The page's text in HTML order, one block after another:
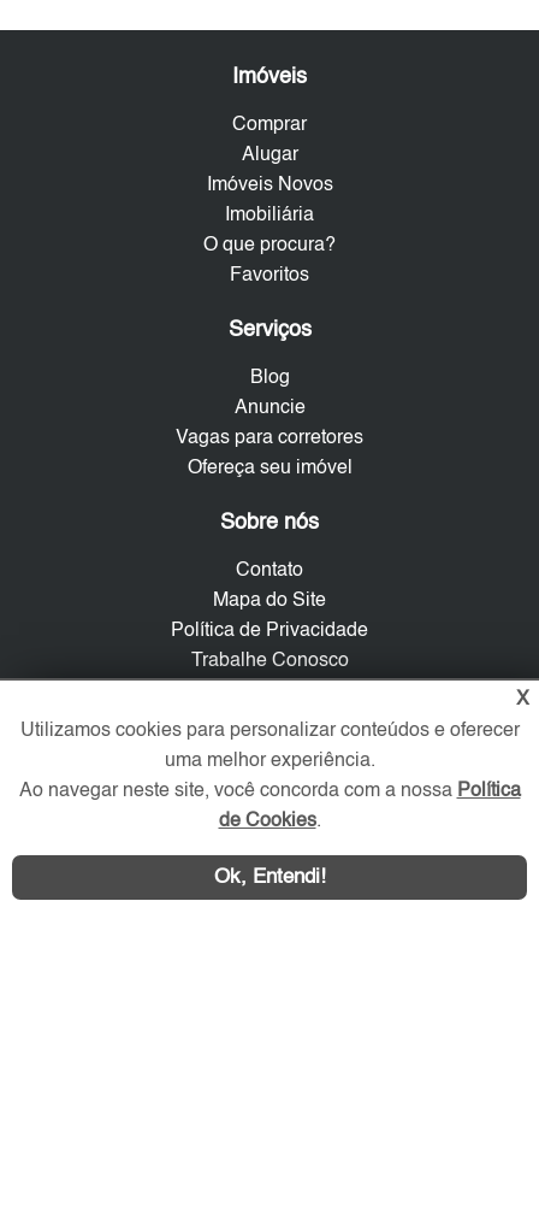
Imóveis
Comprar
Alugar
Imóveis Novos
Imobiliária
O que procura?
Favoritos
Serviços
Blog
Anuncie
Vagas para corretores
Ofereça seu imóvel
Sobre nós
Contato
Mapa do Site
Política de Privacidade
Trabalhe Conosco
Verificada por
Redes Sociais
X
Utilizamos cookies para personalizar conteúdos e oferecer
uma melhor experiência.
Ao navegar neste site, você concorda com a nossa Política
de Cookies.
Ok, Entendi!